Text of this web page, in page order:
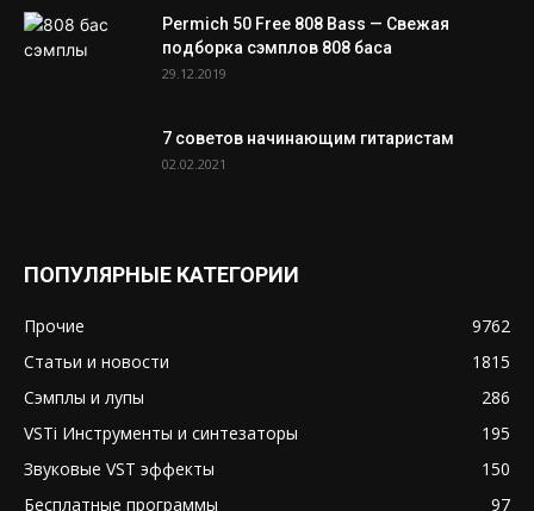
Permich 50 Free 808 Bass — Свежая
подборка сэмплов 808 баса
29.12.2019
7 советов начинающим гитаристам
02.02.2021
ПОПУЛЯРНЫЕ КАТЕГОРИИ
Прочие
9762
Статьи и новости
1815
Сэмплы и лупы
286
VSTi Инструменты и синтезаторы
195
Звуковые VST эффекты
150
Бесплатные программы
97